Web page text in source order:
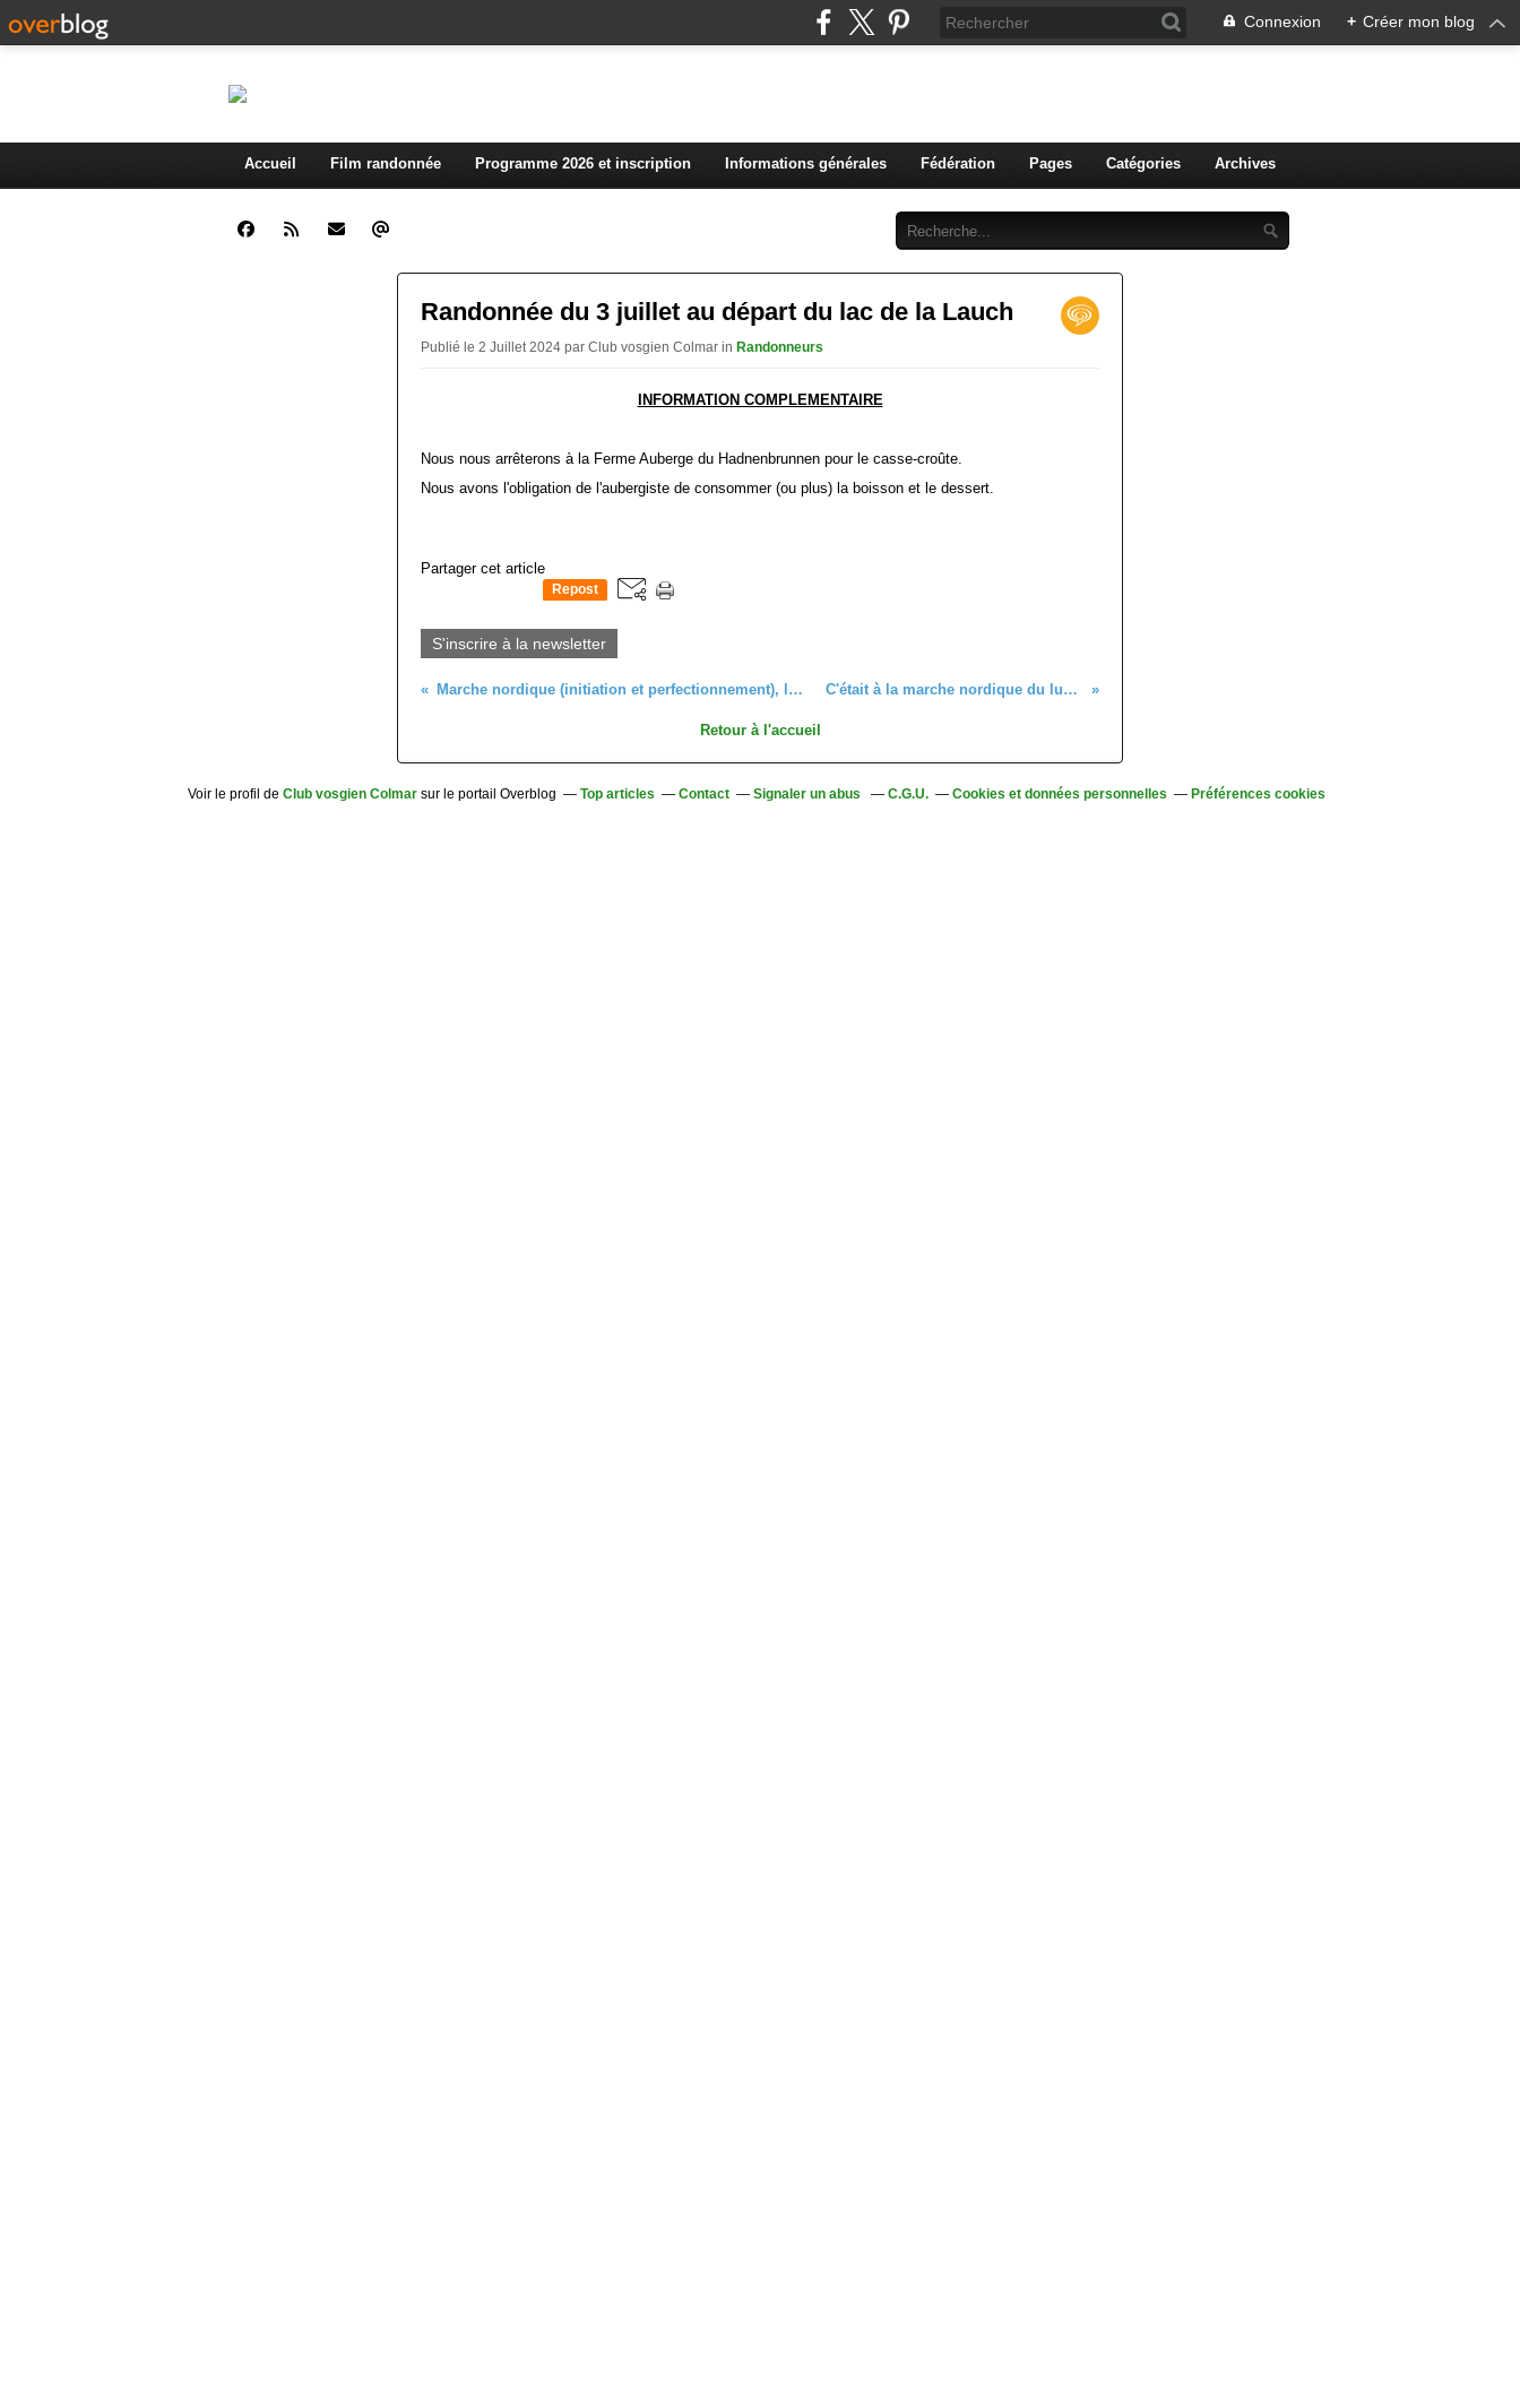
Connexion + Créer mon blog
Accueil Film randonnée Programme 2026 et inscription Informations générales Fédération Pages Catégories Archives
Randonnée du 3 juillet au départ du lac de la Lauch
Publié le 2 Juillet 2024 par Club vosgien Colmar in Randonneurs
INFORMATION COMPLEMENTAIRE
Nous nous arrêterons à la Ferme Auberge du Hadnenbrunnen pour le casse-croûte.
Nous avons l'obligation de l'aubergiste de consommer (ou plus) la boisson et le dessert.
Partager cet article
Repost
S'inscrire à la newsletter
Marche nordique (initiation et perfectionnement), lundi 8 juillet 2024 C'était à la marche nordique du lundi 1er juillet
Retour à l'accueil
Voir le profil de Club vosgien Colmar sur le portail Overblog Top articles Contact Signaler un abus C.G.U. Cookies et données personnelles Préférences cookies